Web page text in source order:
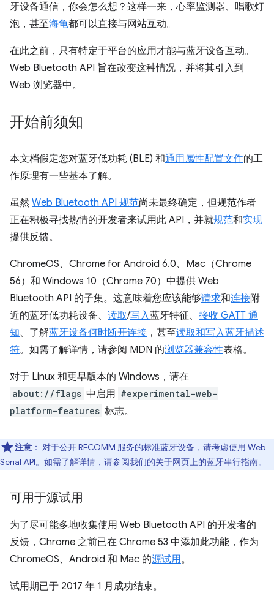
牙设备通信，你会怎么想？这样一来，心率监测器、唱歌灯
泡，甚至海龟都可以直接与网站互动。
在此之前，只有特定于平台的应用才能与蓝牙设备互动。
Web Bluetooth API 旨在改变这种情况，并将其引入到
Web 浏览器中。
开始前须知
本文档假定您对蓝牙低功耗 (BLE) 和通用属性配置文件的工
作原理有一些基本了解。
虽然 Web Bluetooth API 规范尚未最终确定，但规范作者
正在积极寻找热情的开发者来试用此 API，并就规范和实现
提供反馈。
ChromeOS、Chrome for Android 6.0、Mac（Chrome
56）和 Windows 10（Chrome 70）中提供 Web
Bluetooth API 的子集。这意味着您应该能够请求和连接附
近的蓝牙低功耗设备、 读取/写入蓝牙特征、 接收 GATT 通
知、了解蓝牙设备何时断开连接 ，甚至读取和写入蓝牙描述
符。如需了解详情，请参阅 MDN 的浏览器兼容性表格。
对于 Linux 和更早版本的 Windows，请在
about://flags 中启用 #experimental-web-
platform-features 标志。
注意 ： 对于公开 RFCOMM 服务的标准蓝牙设备，请考虑使用 Web
Serial API。如需了解详情，请参阅我们的关于网页上的蓝牙串行指南。
可用于源试用
为了尽可能多地收集使用 Web Bluetooth API 的开发者的
反馈，Chrome 之前已在 Chrome 53 中添加此功能，作为
ChromeOS、Android 和 Mac 的源试用。
试用期已于 2017 年 1 月成功结束。